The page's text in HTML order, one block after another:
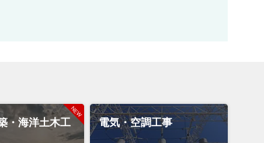
・海洋土木工
電気・空調工事